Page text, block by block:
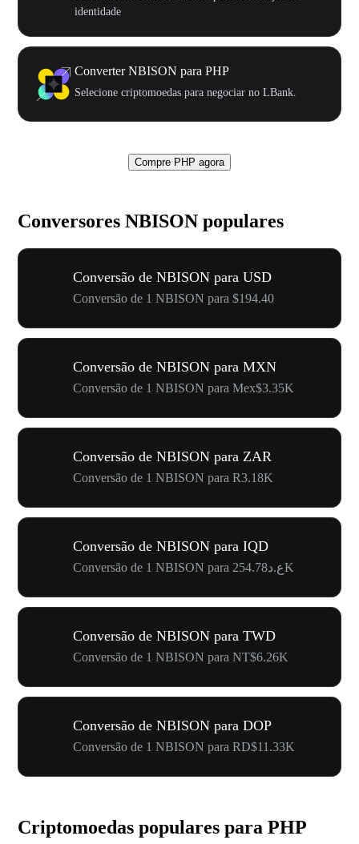
identidade
Converter NBISON para PHP
Selecione criptomoedas para negociar no LBank.
Compre PHP agora
Conversores NBISON populares
Conversão de NBISON para USD
Conversão de 1 NBISON para $194.40
Conversão de NBISON para MXN
Conversão de 1 NBISON para Mex$3.35K
Conversão de NBISON para ZAR
Conversão de 1 NBISON para R3.18K
Conversão de NBISON para IQD
Conversão de 1 NBISON para ع.د254.78K
Conversão de NBISON para TWD
Conversão de 1 NBISON para NT$6.26K
Conversão de NBISON para DOP
Conversão de 1 NBISON para RD$11.33K
Criptomoedas populares para PHP